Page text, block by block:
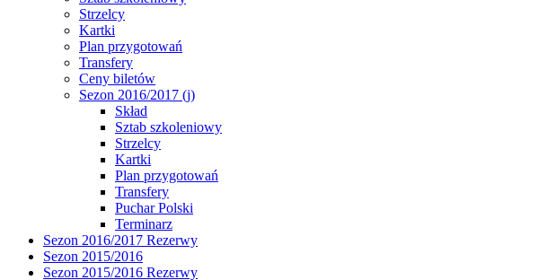
Strzelcy
Kartki
Plan przygotowań
Transfery
Ceny biletów
Sezon 2016/2017 (j)
Skład
Sztab szkoleniowy
Strzelcy
Kartki
Plan przygotowań
Transfery
Puchar Polski
Terminarz
Sezon 2016/2017 Rezerwy
Sezon 2015/2016
Sezon 2015/2016 Rezerwy